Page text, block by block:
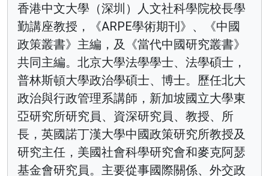
香港中文大學（深圳）人文社科學院校長學
勤講座教授，《ARPE學術期刊》、《中國
政策叢書》主編，及《當代中國研究叢書》
共同主編。北京大學法學學士、法學碩士，
普林斯頓大學政治學碩士、博士。歷任北大
政治與行政管理系講師，新加坡國立大學東
亞研究所研究員、資深研究員、教授、所
長，英國諾丁漢大學中國政策研究所教授及
研究主任，美國社會科學研究會和麥克阿瑟
基金會研究員。主要從事國際關係、外交政